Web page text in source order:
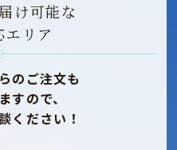
け可能な
エリア
のご注文も
すので、
ください！